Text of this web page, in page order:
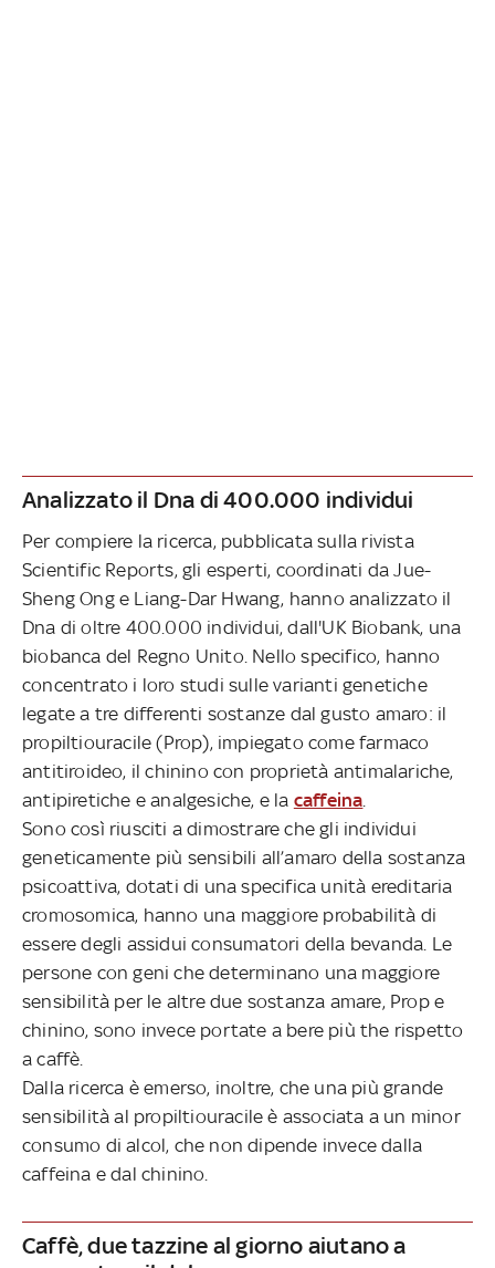
Analizzato il Dna di 400.000 individui
Per compiere la ricerca, pubblicata sulla rivista
Scientific Reports, gli esperti, coordinati da Jue-
Sheng Ong e Liang-Dar Hwang, hanno analizzato il
Dna di oltre 400.000 individui, dall'UK Biobank, una
biobanca del Regno Unito. Nello specifico, hanno
concentrato i loro studi sulle varianti genetiche
legate a tre differenti sostanze dal gusto amaro: il
propiltiouracile (Prop), impiegato come farmaco
antitiroideo, il chinino con proprietà antimalariche,
antipiretiche e analgesiche, e la caffeina
Sono così riusciti a dimostrare che gli individui
geneticamente più sensibili all’amaro della sostanza
psicoattiva, dotati di una specifica unità ereditaria
cromosomica, hanno una maggiore probabilità di
essere degli assidui consumatori della bevanda. Le
persone con geni che determinano una maggiore
sensibilità per le altre due sostanza amare, Prop e
chinino, sono invece portate a bere più the rispetto
a caffè.
Dalla ricerca è emerso, inoltre, che una più grande
sensibilità al propiltiouracile è associata a un minor
consumo di alcol, che non dipende invece dalla
caffeina e dal chinino.
Caffè, due tazzine al giorno aiutano a